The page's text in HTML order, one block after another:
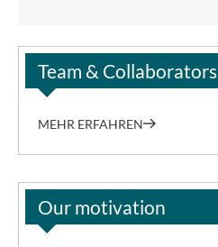
Team & Collaborators
MEHR ERFAHREN
Our motivation